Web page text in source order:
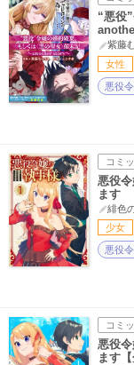
“悪役
紫藤
女性
悪役
コミ
悪役
ます
緋色
少女
悪役
コミ
悪役
ます【